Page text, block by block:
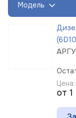
Модель
Цена:
от